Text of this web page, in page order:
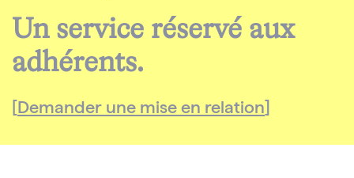
Un service réservé aux
adhérents.
Demander une mise en relation